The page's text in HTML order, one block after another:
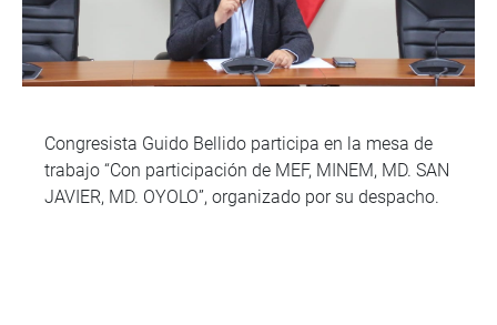
Congresista Guido Bellido participa en la mesa de
trabajo “Con participación de MEF, MINEM, MD. SAN
JAVIER, MD. OYOLO”, organizado por su despacho.